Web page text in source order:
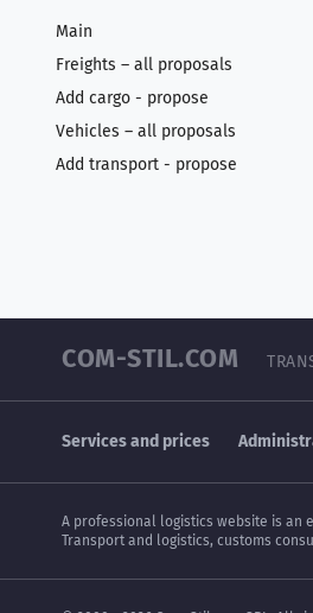
Main
Freights – all proposals
Add cargo - propose
Vehicles – all proposals
Add transport - propose
COM-STIL.COM
Services and prices
A professional logistics website is an
Transport and logistics, customs